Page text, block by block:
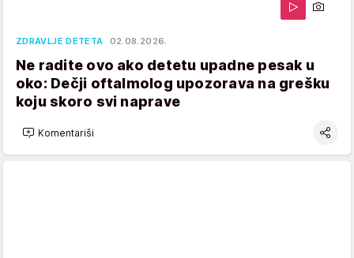
ZDRAVLJE DETETA 02.08.2026.
Ne radite ovo ako detetu upadne pesak u
oko: Dečji oftalmolog upozorava na grešku
koju skoro svi naprave
Komentariši